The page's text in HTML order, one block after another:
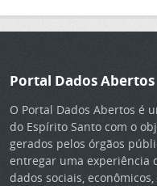
Portal Dados Abertos
O Portal Dados Abertos é
do Espírito Santo com o
gerados pelos órgãos
entregar uma experiência
dados sociais,